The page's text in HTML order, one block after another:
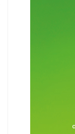
Asturias destina 5,5
limpiar montes,